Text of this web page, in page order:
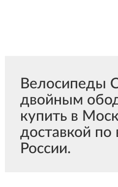
Велосипеды
двойным
купить в
доставкой по
России.